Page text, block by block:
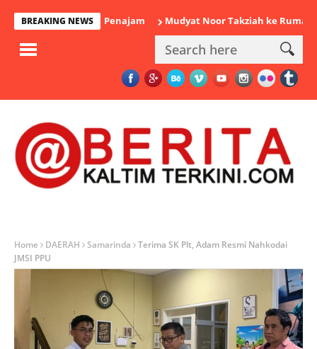
BREAKING NEWS
Polisi di Penajam Mudyat Noor Takziah ke Rumah Duka
Home DAERAH Samarinda
Terima SK Plt, Adam Resmi Nahkodai
JMSI PPU